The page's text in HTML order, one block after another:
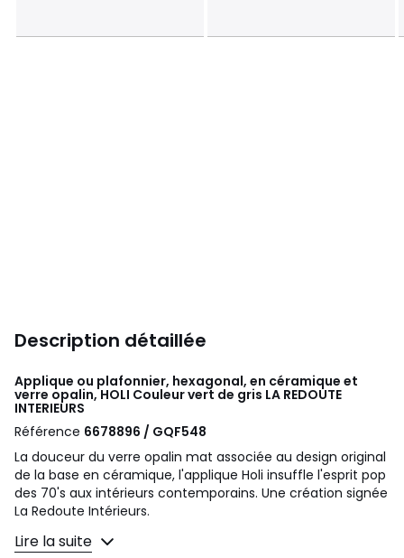
Description détaillée
Applique ou plafonnier, hexagonal, en céramique et
verre opalin, HOLI Couleur vert de gris LA REDOUTE
INTERIEURS
Référence 6678896 / GQF548
La douceur du verre opalin mat associée au design original
de la base en céramique, l'applique Holi insuffle l'esprit pop
des 70's aux intérieurs contemporains. Une création signée
La Redoute Intérieurs.
Description
Lire la suite